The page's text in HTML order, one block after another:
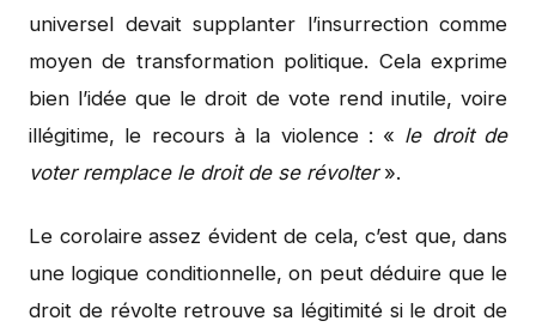
universel devait supplanter l’insurrection comme
moyen de transformation politique. Cela exprime
bien l’idée que le droit de vote rend inutile, voire
illégitime, le recours à la violence : « le droit de
voter remplace le droit de se révolter».
Le corolaire assez évident de cela, c’est que, dans
une logique conditionnelle, on peut déduire que le
droit de révolte retrouve sa légitimité si le droit de